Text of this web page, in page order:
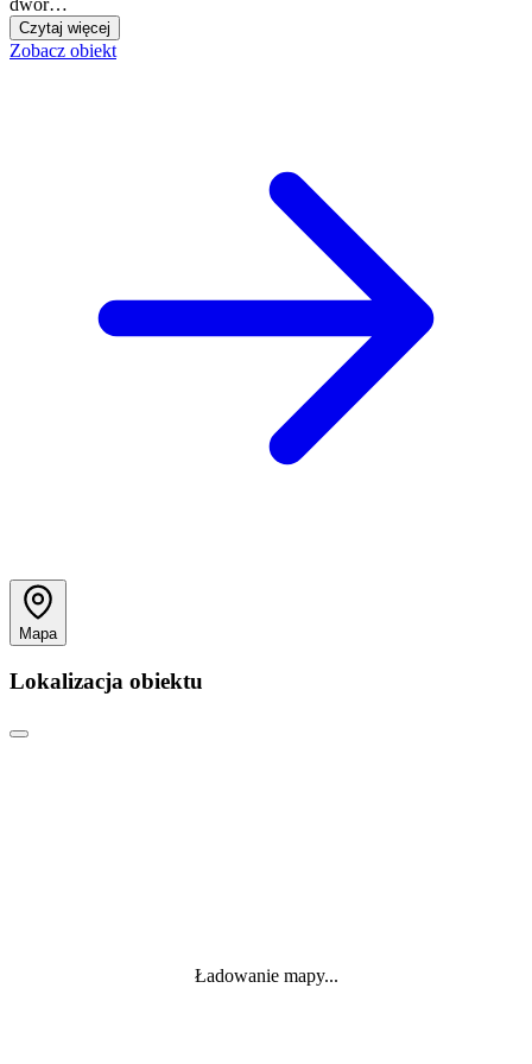
dwor…
Czytaj więcej
Zobacz obiekt
Mapa
Lokalizacja obiektu
Ładowanie mapy...